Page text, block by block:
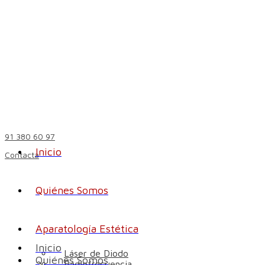
91 380 60 97
ContactaInicio
Quiénes Somos
Aparatología Estética
Láser de Diodo
Inicio
Quiénes Somos